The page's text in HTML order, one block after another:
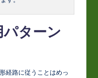
ターン
経路に従うことはめっ